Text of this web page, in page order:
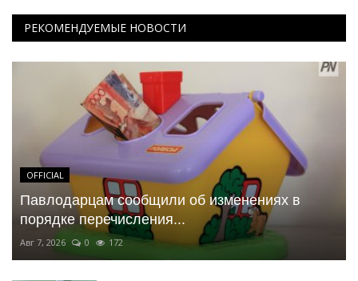
РЕКОМЕНДУЕМЫЕ НОВОСТИ
OFFICIAL
Павлодарцам сообщили об изменениях в
порядке перечисления...
Авг 7, 2026 0 172